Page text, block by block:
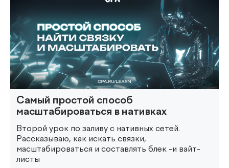
Самый простой способ
масштабироваться в нативках
Второй урок по заливу с нативных сетей.
Рассказываю, как искать связки,
масштабироваться и составлять блек -и вайт-
листы